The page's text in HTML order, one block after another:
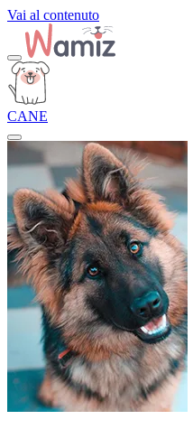
Vai al contenuto
CANE